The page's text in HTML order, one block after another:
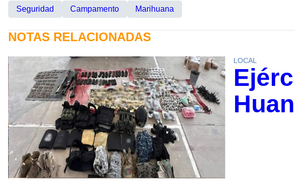
Seguridad Campamento Marihuana
NOTAS RELACIONADAS
LOCAL